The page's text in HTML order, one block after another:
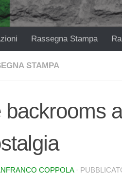
Rassegna Stampa
STAMPA
backrooms
COPPOLA ·